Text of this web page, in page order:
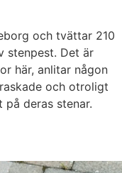
och tvättar 210
stenpest. Det är
här, anlitar någon
och otroligt
deras stenar.